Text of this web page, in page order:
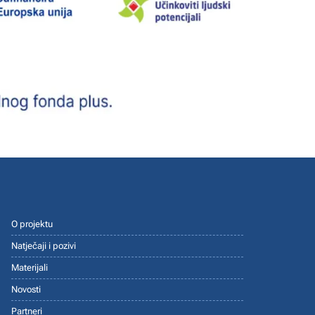
O projektu
Natječaji i pozivi
Materijali
Novosti
Partneri